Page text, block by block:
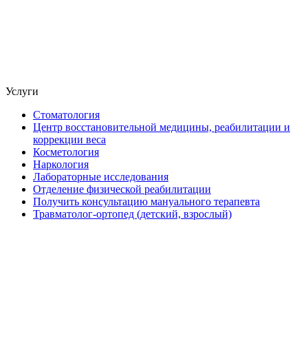
Услуги
Стоматология
Центр восстановительной медицины, реабилитации и
коррекции веса
Косметология
Наркология
Лабораторные исследования
Отделение физической реабилитации
Получить консультацию мануального терапевта
Травматолог-ортопед (детский, взрослый)